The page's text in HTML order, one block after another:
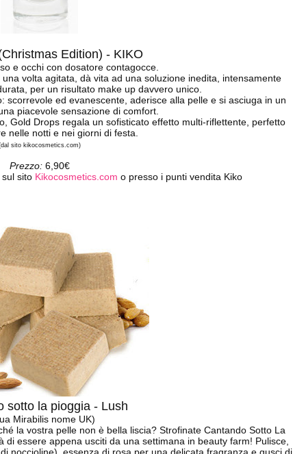
Edition) - KIKO
e occhi con dosatore contagocce.
volta agitata, dà vita ad una soluzione inedita, intensamente
per un risultato make up davvero unico.
scorrevole ed evanescente, aderisce alla pelle e si asciuga in un
piacevole sensazione di comfort.
Gold Drops regala un sofisticato effetto multi-riflettente, perfetto
nelle notti e nei giorni di festa.
sito kikocosmetics.com)
Prezzo:6,90€
sito Kikocosmetics.com o presso i punti vendita Kiko
sotto la pioggia - Lush
Mirabilis nome UK)
la vostra pelle non è bella liscia? Strofinate Cantando Sotto La
essere appena usciti da una settimana in beauty farm! Pulisce,
noccioline), essenza di rosa per una delicata fragranza e gusci di